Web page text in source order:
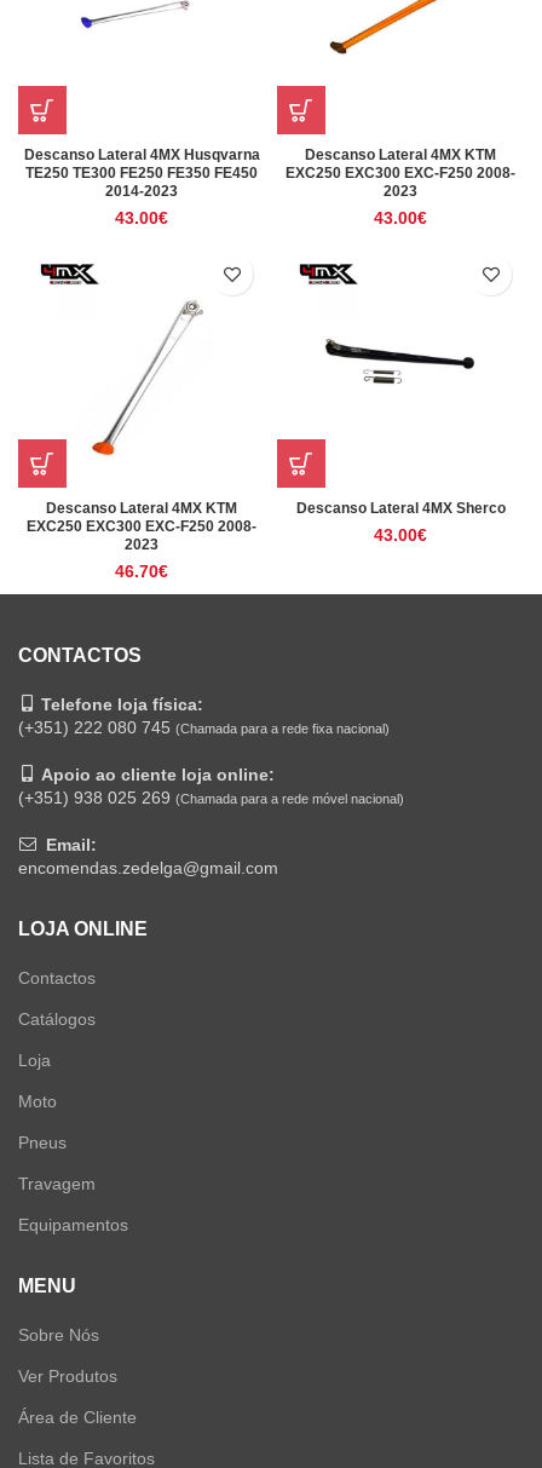
Descanso Lateral 4MX Husqvarna
TE250 TE300 FE250 FE350 FE450
2014-2023
43.00€
Descanso Lateral 4MX KTM
EXC250 EXC300 EXC-F250 2008-
2023
43.00€
Descanso Lateral 4MX KTM
EXC250 EXC300 EXC-F250 2008-
2023
46.70€
Descanso Lateral 4MX Sherco
43.00€
CONTACTOS
Telefone loja física:
(+351) 222 080 745 (Chamada para a rede fixa nacional)
Apoio ao cliente loja online:
(+351) 938 025 269 (Chamada para a rede móvel nacional)
Email:
encomendas.zedelga@gmail.com
LOJA ONLINE
Contactos
Catálogos
Loja
Moto
Pneus
Travagem
Equipamentos
MENU
Sobre Nós
Ver Produtos
Área de Cliente
Lista de Favoritos